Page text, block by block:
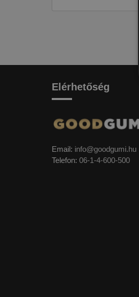
Elérhetőség
Email: info@goodgumi.hu
Telefon: 06-1-4-600-500